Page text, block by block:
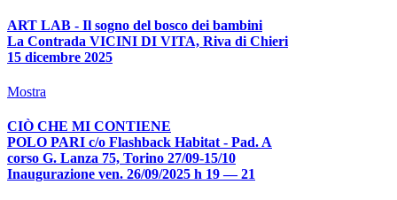
ART LAB - Il sogno del bosco dei bambini
La Contrada VICINI DI VITA, Riva di Chieri
15 dicembre 2025
Mostra
CIÒ CHE MI CONTIENE
POLO PARI c/o Flashback Habitat - Pad. A
corso G. Lanza 75, Torino 27/09-15/10
Inaugurazione ven. 26/09/2025 h 19 — 21